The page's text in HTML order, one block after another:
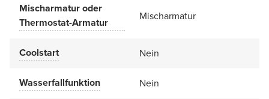
Mischarmatur oder
Thermostat-Armatur
Mischarmatur
Coolstart Nein
Wasserfallfunktion Nein